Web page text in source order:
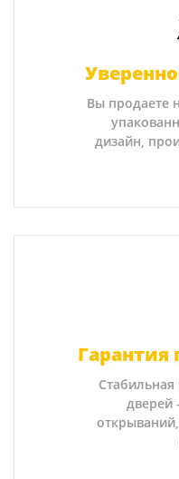
Вы продаете
дизайн,
Гарантия
дверей